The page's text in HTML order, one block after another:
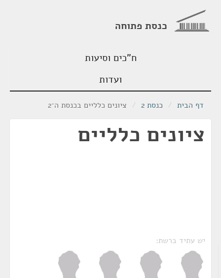
כנסת פתוחה
ח"כים וסיעות
ועדות
דף הבית / כנסת 2 / ציונים כלליים בכנסת ה־2
ציונים כלליים
יש עתיד ברשת: